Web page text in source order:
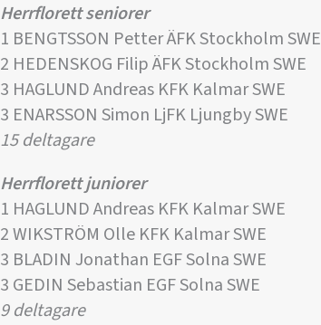
Herrflorett seniorer
1 BENGTSSON Petter ÄFK Stockholm SWE
2 HEDENSKOG Filip ÄFK Stockholm SWE
3 HAGLUND Andreas KFK Kalmar SWE
3 ENARSSON Simon LjFK Ljungby SWE
15 deltagare
Herrflorett juniorer
1 HAGLUND Andreas KFK Kalmar SWE
2 WIKSTRÖM Olle KFK Kalmar SWE
3 BLADIN Jonathan EGF Solna SWE
3 GEDIN Sebastian EGF Solna SWE
9 deltagare